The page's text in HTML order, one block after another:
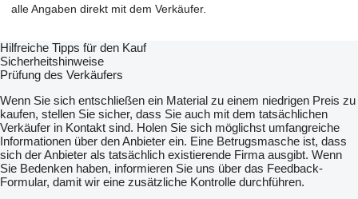
alle Angaben direkt mit dem Verkäufer.
Hilfreiche Tipps für den Kauf
Sicherheitshinweise
Prüfung des Verkäufers
Wenn Sie sich entschließen ein Material zu einem niedrigen Preis zu
kaufen, stellen Sie sicher, dass Sie auch mit dem tatsächlichen
Verkäufer in Kontakt sind. Holen Sie sich möglichst umfangreiche
Informationen über den Anbieter ein. Eine Betrugsmasche ist, dass
sich der Anbieter als tatsächlich existierende Firma ausgibt. Wenn
Sie Bedenken haben, informieren Sie uns über das Feedback-
Formular, damit wir eine zusätzliche Kontrolle durchführen.